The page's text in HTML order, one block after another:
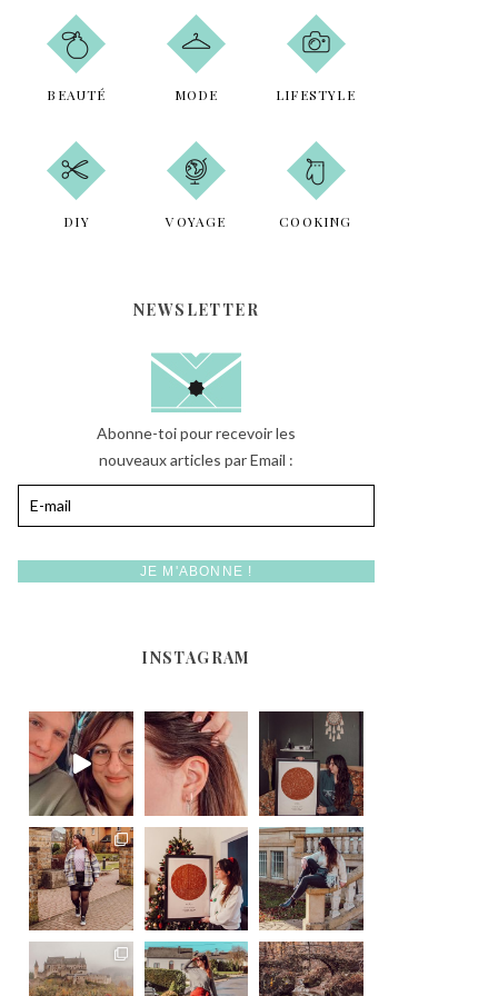
c
h
e
r
BEAUTÉ MODE LIFESTYLE
DIY VOYAGE COOKING
NEWSLETTER
Abonne-toi pour recevoir les
nouveaux articles par Email :
INSTAGRAM